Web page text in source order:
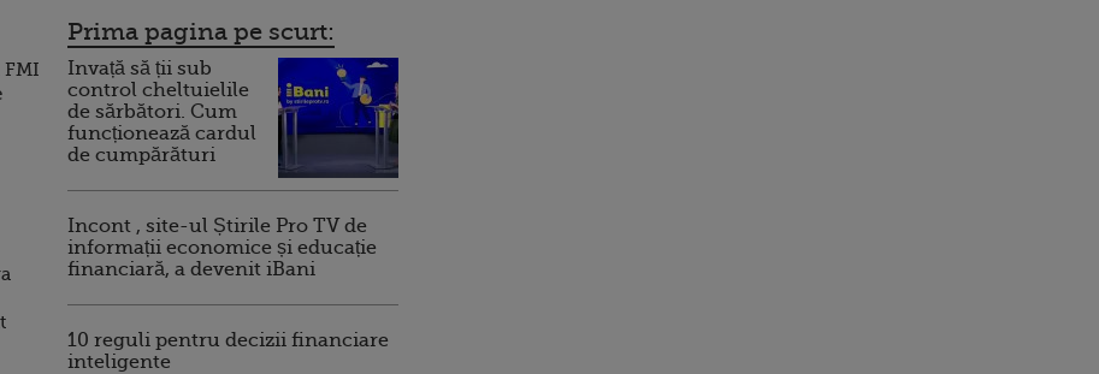
Prima pagina pe scurt:
Invață să ții sub
control cheltuielile
de sărbători. Cum
funcționează cardul
de cumpărături
Incont , site-ul Știrile Pro TV de
informații economice și educație
financiară, a devenit iBani
10 reguli pentru decizii financiare
inteligente